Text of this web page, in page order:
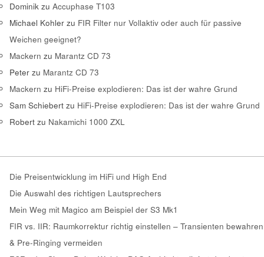
Dominik zu Accuphase T103
Michael Kohler zu FIR Filter nur Vollaktiv oder auch für passive
Weichen geeignet?
Mackern zu Marantz CD 73
Peter zu Marantz CD 73
Mackern zu HiFi-Preise explodieren: Das ist der wahre Grund
Sam Schiebert zu HiFi-Preise explodieren: Das ist der wahre Grund
Robert zu Nakamichi 1000 ZXL
Die Preisentwicklung im HiFi und High End
Die Auswahl des richtigen Lautsprechers
Mein Weg mit Magico am Beispiel der S3 Mk1
FIR vs. IIR: Raumkorrektur richtig einstellen – Transienten bewahren
& Pre-Ringing vermeiden